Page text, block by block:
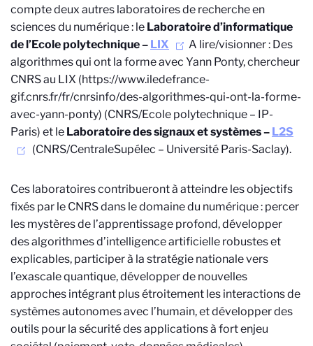
compte deux autres laboratoires de recherche en
sciences du numérique : le Laboratoire d’informatique
de l’Ecole polytechnique – LIX
A lire/visionner : Des
algorithmes qui ont la forme avec Yann Ponty, chercheur
CNRS au LIX (https://www.iledefrance-
gif.cnrs.fr/fr/cnrsinfo/des-algorithmes-qui-ont-la-forme-
avec-yann-ponty) (CNRS/Ecole polytechnique – IP-
Paris) et le Laboratoire des signaux et systèmes – L2S
(CNRS/CentraleSupélec – Université Paris-Saclay).
Ces laboratoires contribueront à atteindre les objectifs
fixés par le CNRS dans le domaine du numérique : percer
les mystères de l’apprentissage profond, développer
des algorithmes d’intelligence artificielle robustes et
explicables, participer à la stratégie nationale vers
l’exascale quantique, développer de nouvelles
approches intégrant plus étroitement les interactions de
systèmes autonomes avec l’humain, et développer des
outils pour la sécurité des applications à fort enjeu